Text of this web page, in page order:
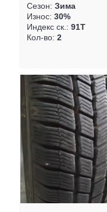
Сезон: Зима
Износ: 30%
Индекс ск.: 91T
Кол-во: 2